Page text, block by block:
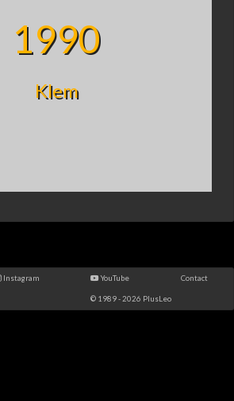
1990
Klem
Instagram YouTube Contact
© 1989 - 2026 PlusLeo